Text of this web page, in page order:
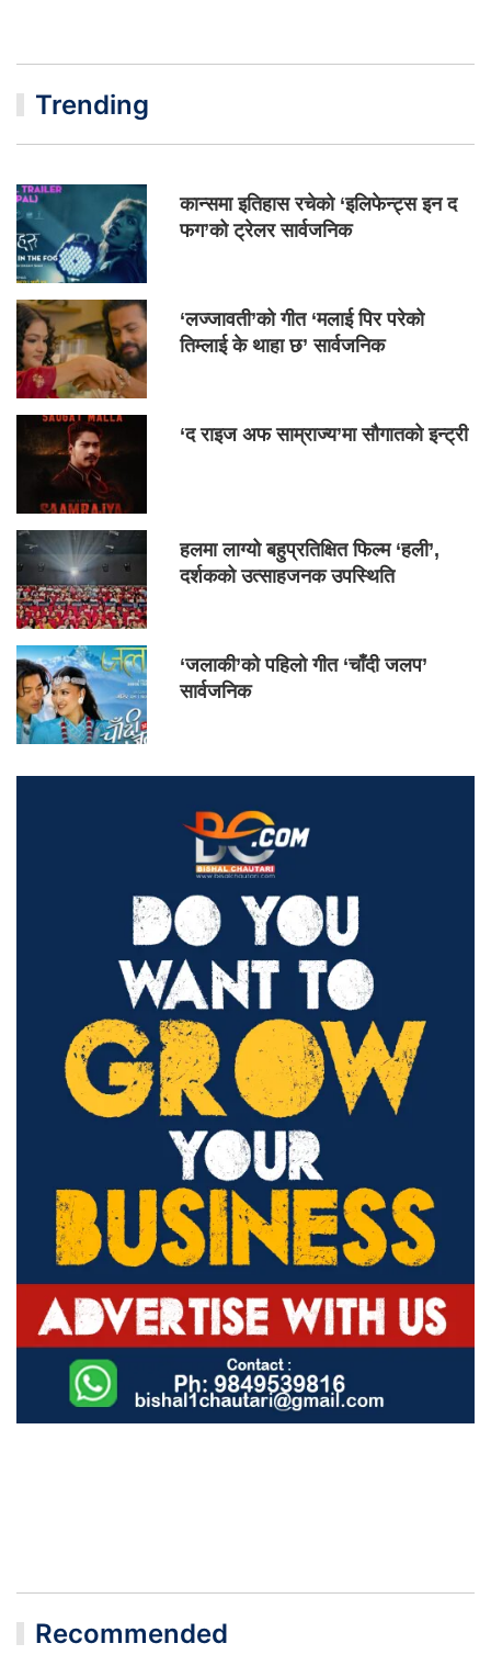
Trending
कान्समा इतिहास रचेको ‘इलिफेन्ट्स इन द
फग’को ट्रेलर सार्वजनिक
‘लज्जावती’को गीत ‘मलाई पिर परेको
तिम्लाई के थाहा छ’ सार्वजनिक
‘द राइज अफ साम्राज्य’मा सौगातको इन्ट्री
हलमा लाग्यो बहुप्रतिक्षित फिल्म ‘हली’,
दर्शकको उत्साहजनक उपस्थिति
‘जलाकी’को पहिलो गीत ‘चाँदी जलप’
सार्वजनिक
Recommended